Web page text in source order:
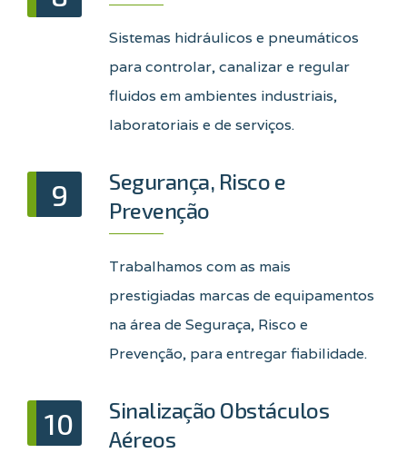
Sistemas hidráulicos e pneumáticos
para controlar, canalizar e regular
fluidos em ambientes industriais,
laboratoriais e de serviços.
9
Segurança, Risco e
Prevenção
Trabalhamos com as mais
prestigiadas marcas de equipamentos
na área de Seguraça, Risco e
Prevenção, para entregar fiabilidade.
10
Sinalização Obstáculos
Aéreos